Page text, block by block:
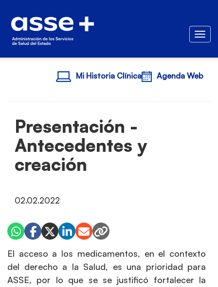
Mi Historia Clínica Agenda Web
Presentación -
Antecedentes y
creación
02.02.2022
El acceso a los medicamentos, en el contexto
del derecho a la Salud, es una prioridad para
ASSE, por lo que se se justificó fortalecer la